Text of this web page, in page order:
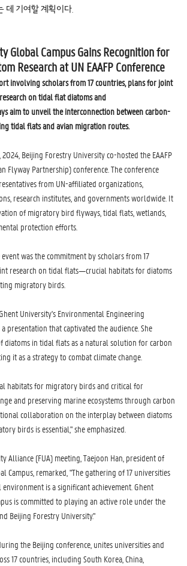
데 기여할 계획이다.
Global Campus Gains Recognition for
Research at UN EAAFP Conference
involving scholars from 17 countries, plans for joint
research on tidal flat diatoms and
aim to unveil the interconnection between carbon-
tidal flats and avian migration routes.
2024, Beijing Forestry University co-hosted the EAAFP
Flyway Partnership) conference. The conference
from UN-affiliated organizations,
research institutes, and governments worldwide. It
of migratory bird flyways, tidal flats, wetlands,
protection efforts.
was the commitment by scholars from 17
research on tidal flats—crucial habitats for diatoms
migratory birds.
University's Environmental Engineering
presentation that captivated the audience. She
in tidal flats as a natural solution for carbon
it as a strategy to combat climate change.
habitats for migratory birds and critical for
and preserving marine ecosystems through carbon
collaboration on the interplay between diatoms
birds is essential," she emphasized.
Alliance (FUA) meeting, Taejoon Han, president of
Campus, remarked, "The gathering of 17 universities
is a significant achievement. Ghent
is committed to playing an active role under the
Beijing Forestry University."
the Beijing conference, unites universities and
17 countries, including South Korea, China,